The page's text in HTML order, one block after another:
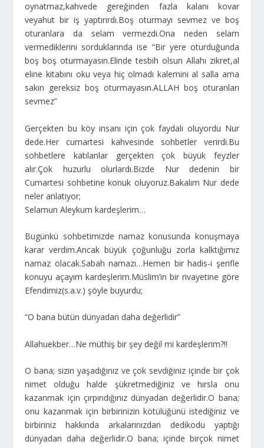
oynatmaz,kahvede gereğinden fazla kalanı kovar
veyahut bir iş yaptırırdı.Boş oturmayı sevmez ve boş
oturanlara da selam vermezdi.Ona neden selam
vermediklerini sorduklarında ise “Bir yere oturduğunda
boş boş oturmayasın.Elinde tesbih olsun Allahı zikret,al
eline kitabını oku veya hiç olmadı kalemini al salla ama
sakın gereksiz boş oturmayasın.ALLAH boş oturanları
sevmez”
Gerçekten bu köy insanı için çok faydalı oluyordu Nur
dede.Her cumartesi kahvesinde sohbetler verirdi.Bu
sohbetlere katılanlar gerçekten çok büyük feyzler
alır.Çok huzurlu olurlardı.Bizde Nur dedenin bir
Cumartesi sohbetine konuk oluyoruz.Bakalım Nur dede
neler anlatıyor;
Selamun Aleykum kardeşlerim…
Bugünkü sohbetimizde namaz konusunda konuşmaya
karar verdim.Ancak büyük çoğunluğu zorla kalktığımız
namaz olacak.Sabah namazı…Hemen bir hadis-i şerifle
konuyu açayım kardeşlerim.Müslim’in bir rivayetine göre
Efendimiz(s.a.v.) şöyle buyurdu;
“O bana bütün dünyadan daha değerlidir”
Allahuekber…Ne müthiş bir şey değil mi kardeşlerim?!!
O bana; sizin yaşadığınız ve çok sevdiğiniz içinde bir çok
nimet olduğu halde şükretmediğiniz ve hırsla onu
kazanmak için çırpındığınız dünyadan değerlidir.O bana;
onu kazanmak için birbirinizin kötülüğünü istediğiniz ve
birbiriniz hakkında arkalarınızdan dedikodu yaptığı
dünyadan daha değerlidir.O bana; içinde birçok nimet